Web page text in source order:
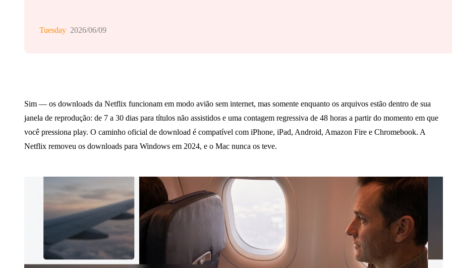
Tuesday 2026/06/09
Sim — os downloads da Netflix funcionam em modo avião sem internet, mas somente enquanto os arquivos estão dentro de sua
janela de reprodução: de 7 a 30 dias para títulos não assistidos e uma contagem regressiva de 48 horas a partir do momento em que
você pressiona play. O caminho oficial de download é compatível com iPhone, iPad, Android, Amazon Fire e Chromebook. A
Netflix removeu os downloads para Windows em 2024, e o Mac nunca os teve.